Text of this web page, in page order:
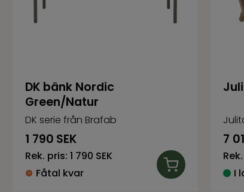
DK bänk Nordic
Green/Natur
DK serie från Brafab
1 790 SEK
Rek. pris: 1 790 SEK
Fåtal kvar
7
I